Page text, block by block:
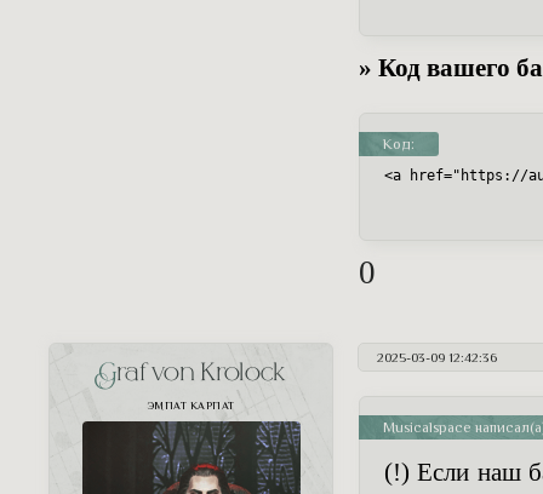
» Код вашего
Код:
<a href="https://
0
2025-03-09 12:42:36
Graf von Krolock
ЭМПАТ КАРПАТ
Musicalspace
(!) Если наш